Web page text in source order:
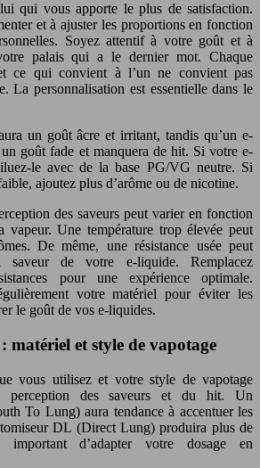
qui vous apporte le plus de satisfaction.
et à ajuster les proportions en fonction
Soyez attentif à votre goût et à
palais qui a le dernier mot. Chaque
ce qui convient à l’un ne convient pas
La personnalisation est essentielle dans le
un goût âcre et irritant, tandis qu’un e-
goût fade et manquera de hit. Si votre e-
le avec de la base PG/VG neutre. Si
ajoutez plus d’arôme ou de nicotine.
des saveurs peut varier en fonction
vapeur. Une température trop élevée peut
De même, une résistance usée peut
saveur de votre e-liquide. Remplacez
pour une expérience optimale.
votre matériel pour éviter les
le goût de vos e-liquides.
matériel et style de vapotage
vous utilisez et votre style de vapotage
perception des saveurs et du hit. Un
To Lung) aura tendance à accentuer les
DL (Direct Lung) produira plus de
d’adapter votre dosage en